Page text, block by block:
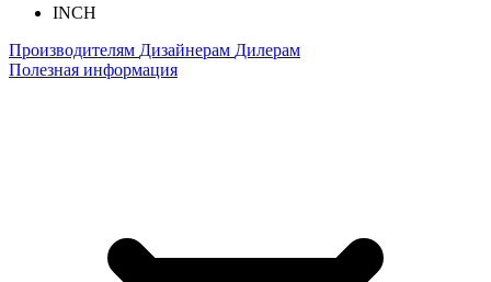
INCH
Производителям Дизайнерам Дилерам
Полезная информация